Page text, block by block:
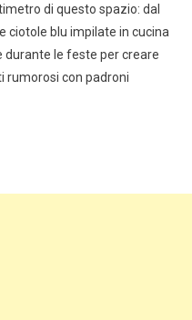
di questo spazio: dal
ciotole blu impilate in cucina
durante le feste per creare
rumorosi con padroni